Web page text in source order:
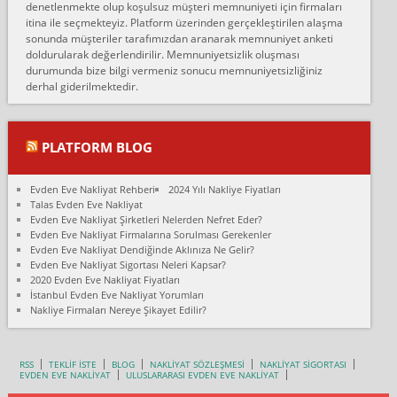
Konya ya Alicanlar naklyat la anlaştık bu şahıs evin taşınacağı gün
fiyatın mazoto gele...
Fatih kokmese:
Diyarbakır dan eşyamı getirtmek için anlaştım sözleşme yaptım.
Son anda fiyat artırdılar.. mecburiyetten tasittim.. bu kişiler ağrılı
Ali:
olduk. Asansörlü dediler sonra uraya asansör kurulmaz dediler
fark istediler. ortada asa...
Nimet:
Ben 2021 Ağustos ilk haftası Evimi taşıdım yani İstanbul'un bir
Mahallesi'nden bir başka Mahallesi'ne yani Ümraniye bölgesinde
oturuyorum önceleri ara...
Nimet Köse:
Merhaba ben 2021 Ağustos ilk haftası evimi Ümraniye'den Çok
denetlenmekte olup koşulsuz müşteri memnuniyeti için firmaları
itina ile seçmekteyiz. Platform üzerinden gerçekleştirilen alaşma
sonunda müşteriler tarafımızdan aranarak memnuniyet anketi
doldurularak değerlendirilir. Memnuniyetsizlik oluşması
durumunda bize bilgi vermeniz sonucu memnuniyetsizliğiniz
derhal giderilmektedir.
PLATFORM BLOG
Evden Eve Nakliyat Rehberi
2024 Yılı Nakliye Fiyatları
Talas Evden Eve Nakliyat
Evden Eve Nakliyat Şirketleri Nelerden Nefret Eder?
Evden Eve Nakliyat Firmalarına Sorulması Gerekenler
Evden Eve Nakliyat Dendiğinde Aklınıza Ne Gelir?
Evden Eve Nakliyat Sigortası Neleri Kapsar?
2020 Evden Eve Nakliyat Fiyatları
İstanbul Evden Eve Nakliyat Yorumları
Nakliye Firmaları Nereye Şikayet Edilir?
RSS TEKLİF İSTE BLOG NAKLİYAT SÖZLEŞMESİ
NAKLİYAT SİGORTASI
EVDEN EVE NAKLİYAT
ULUSLARARASI EVDEN EVE NAKLİYAT